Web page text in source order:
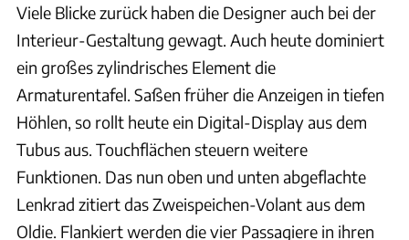
Viele Blicke zurück haben die Designer auch bei der
Interieur-Gestaltung gewagt. Auch heute dominiert
ein großes zylindrisches Element die
Armaturentafel. Saßen früher die Anzeigen in tiefen
Höhlen, so rollt heute ein Digital-Display aus dem
Tubus aus. Touchflächen steuern weitere
Funktionen. Das nun oben und unten abgeflachte
Lenkrad zitiert das Zweispeichen-Volant aus dem
Oldie. Flankiert werden die vier Passagiere in ihren